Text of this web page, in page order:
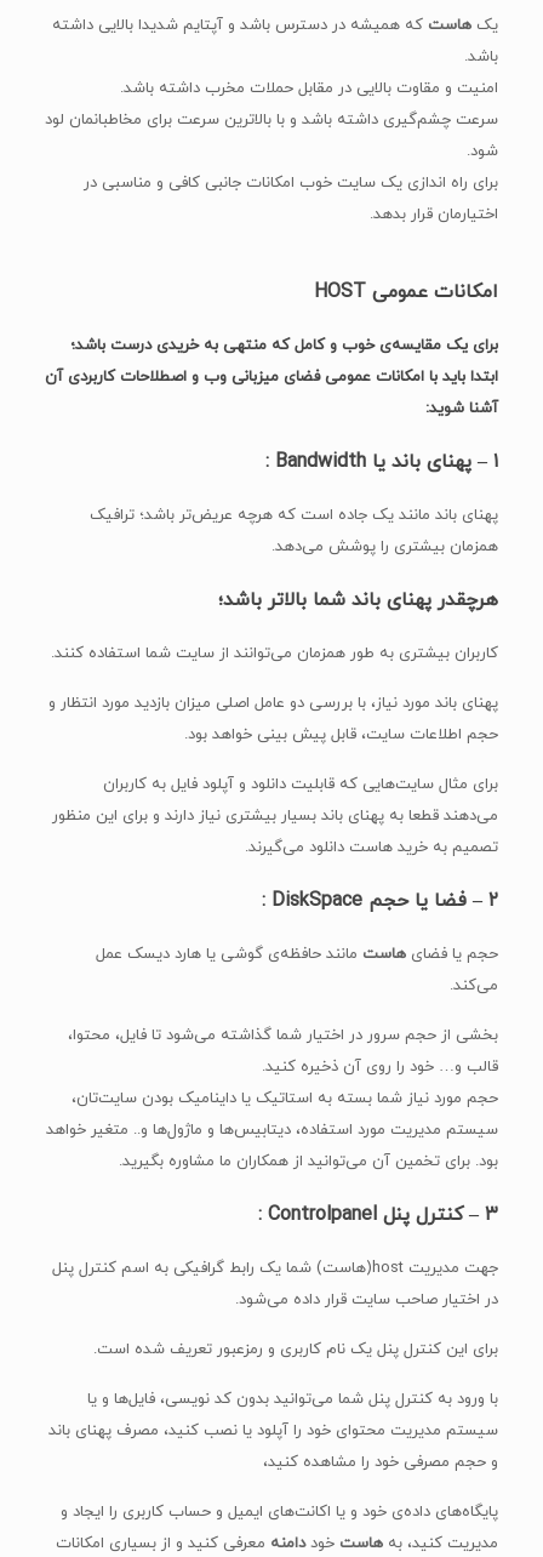
یک هاست که همیشه در دسترس باشد و آپتایم شدیدا بالایی داشته
باشد.
امنیت و مقاوت بالایی در مقابل حملات مخرب داشته باشد.
سرعت چشم‌گیری داشته باشد و با بالاترین سرعت برای مخاطبانمان لود
شود.
برای راه اندازی یک سایت خوب امکانات جانبی کافی و مناسبی در
اختیارمان قرار بدهد.
امکانات عمومی HOST
برای یک مقایسه‌ی خوب و کامل که منتهی به خریدی درست باشد؛
ابتدا باید با امکانات عمومی فضای میزبانی وب و اصطلاحات کاربردی آن
آشنا شوید:
۱ – پهنای باند یا Bandwidth :
پهنای باند مانند یک جاده است که هرچه عریض‌تر باشد؛ ترافیک
همزمان بیشتری را پوشش می‌دهد.
هرچقدر پهنای باند شما بالاتر باشد؛
کاربران بیشتری به طور همزمان می‌توانند از سایت شما استفاده کنند.
پهنای باند مورد نیاز، با بررسی دو عامل اصلی میزان بازدید مورد انتظار و
حجم اطلاعات سایت، قابل پیش بینی خواهد بود.
برای مثال سایت‌هایی که قابلیت دانلود و آپلود فایل به کاربران
می‌دهند قطعا به پهنای باند بسیار بیشتری نیاز دارند و برای این منظور
تصمیم به خرید هاست دانلود می‌گیرند.
۲ – فضا یا حجم DiskSpace :
حجم یا فضای هاست مانند حافظه‌ی گوشی یا هارد دیسک عمل
می‌کند.
بخشی از حجم سرور در اختیار شما گذاشته می‌شود تا فایل، محتوا،
قالب و… خود را روی آن ذخیره کنید.
حجم مورد نیاز شما بسته به استاتیک یا داینامیک بودن سایت‌تان،
سیستم مدیریت مورد استفاده، دیتابیس‌ها و ماژول‌ها و.. متغیر خواهد
بود. برای تخمین آن می‌توانید از همکاران ما مشاوره بگیرید.
۳ – کنترل پنل Controlpanel :
جهت مدیریت host(هاست) شما یک رابط گرافیکی به اسم کنترل پنل
در اختیار صاحب سایت قرار داده می‌شود.
برای این کنترل پنل یک نام کاربری و رمزعبور تعریف شده است.
با ورود به کنترل پنل شما می‌توانید بدون کد نویسی، فایل‌ها و یا
سیستم مدیریت محتوای خود را آپلود یا نصب کنید، مصرف پهنای باند
و حجم مصرفی خود را مشاهده کنید،
پایگاه‌های داده‌ی خود و یا اکانت‌های ایمیل و حساب کاربری را ایجاد و
مدیریت کنید، به هاست خوددامنه معرفی کنید و از بسیاری امکانات